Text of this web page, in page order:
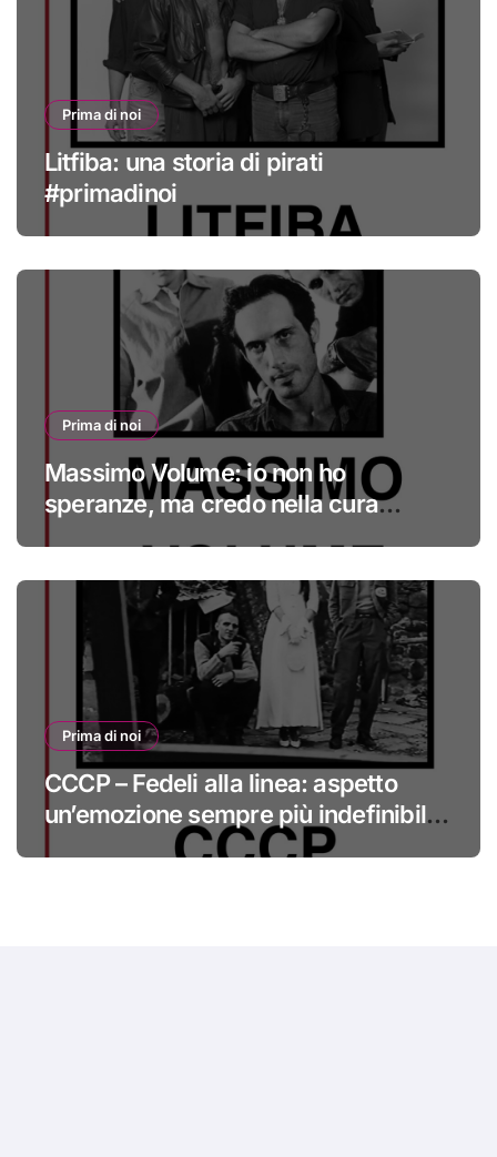
Prima di noi
Litfiba: una storia di pirati
#primadinoi
Prima di noi
Massimo Volume: io non ho
speranze, ma credo nella cura
Prima di noi
CCCP – Fedeli alla linea: aspetto
un’emozione sempre più indefinibile
#primadinoi